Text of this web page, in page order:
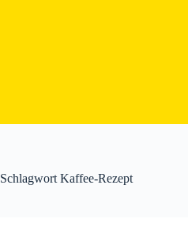
Schlagwort Kaffee-Rezept